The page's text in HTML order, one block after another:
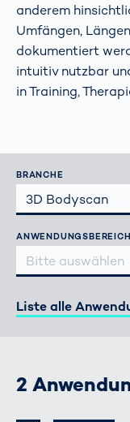
anderem
Umfängen,
dokumentiert
intuitiv nutzbar
in Training,
BRANCHE
3D Bodyscan
ANWENDUNGSBEREICH
Bitte auswählen
Liste alle
2